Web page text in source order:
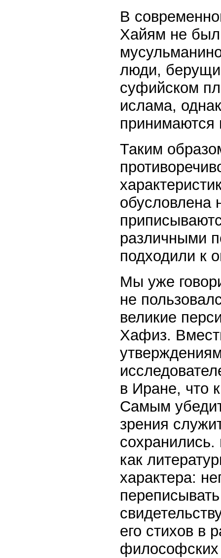
В
Хайям не
люди,
суфийском
ислама,
принимаются
Таким
обусловлена
различными
подходили к
Мы уже
не
великие
Хафиз.
в Иране, что
Самым
зрения
сохранились.
как
характера:
его стихов в
философских